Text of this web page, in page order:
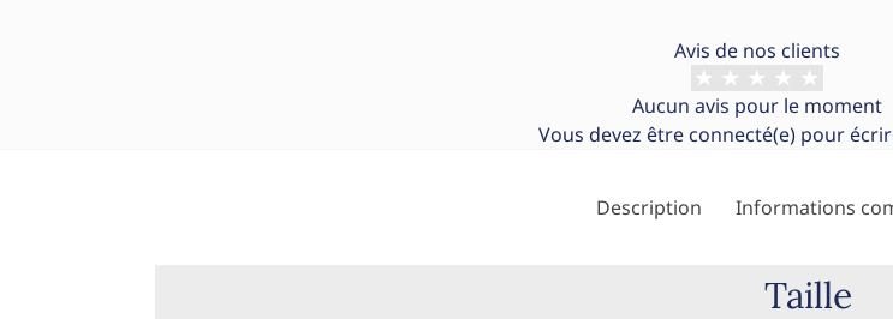
Avis de nos clients
Aucun avis pour le moment
Vous devez être connecté(e) pour
Description Informations
Taille